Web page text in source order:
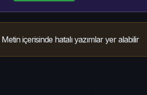
Metin içerisinde hatalı yazımlar yer alabilir